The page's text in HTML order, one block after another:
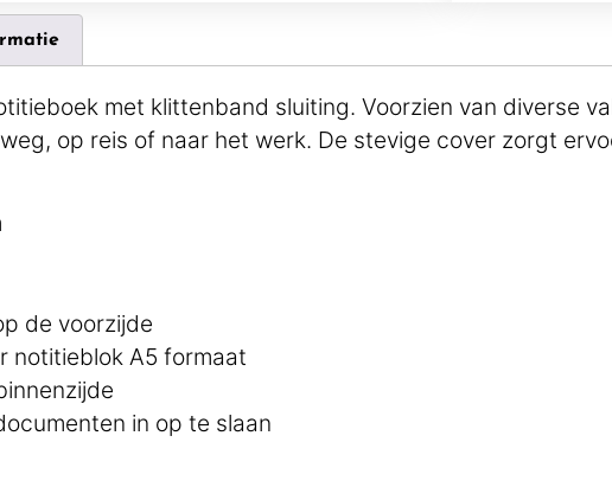
met klittenband sluiting. Voorzien van diverse
op reis of naar het werk. De stevige cover zorgt
de voorzijde
notitieblok A5 formaat
in op te slaan